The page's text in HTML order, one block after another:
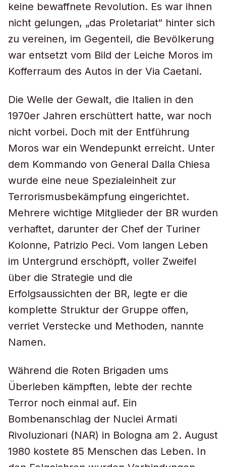
keine bewaffnete Revolution. Es war ihnen
nicht gelungen, „das Proletariat“ hinter sich
zu vereinen, im Gegenteil, die Bevölkerung
war entsetzt vom Bild der Leiche Moros im
Kofferraum des Autos in der Via Caetani.
Die Welle der Gewalt, die Italien in den
1970er Jahren erschüttert hatte, war noch
nicht vorbei. Doch mit der Entführung
Moros war ein Wendepunkt erreicht. Unter
dem Kommando von General Dalla Chiesa
wurde eine neue Spezialeinheit zur
Terrorismusbekämpfung eingerichtet.
Mehrere wichtige Mitglieder der BR wurden
verhaftet, darunter der Chef der Turiner
Kolonne, Patrizio Peci. Vom langen Leben
im Untergrund erschöpft, voller Zweifel
über die Strategie und die
Erfolgsaussichten der BR, legte er die
komplette Struktur der Gruppe offen,
verriet Verstecke und Methoden, nannte
Namen.
Während die Roten Brigaden ums
Überleben kämpften, lebte der rechte
Terror noch einmal auf. Ein
Bombenanschlag der Nuclei Armati
Rivoluzionari (NAR) in Bologna am 2. August
1980 kostete 85 Menschen das Leben. In